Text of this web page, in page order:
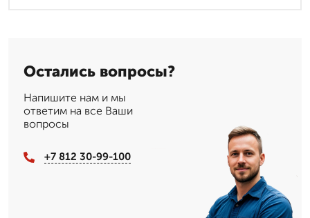
Остались вопросы?
Напишите нам и мы
ответим на все Ваши
вопросы
+7 812 30-99-100